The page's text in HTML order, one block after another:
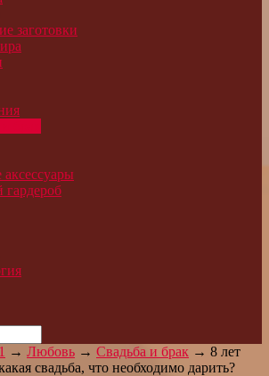
заготовки
→ Любовь → Свадьба и брак → 8 лет
свадьба, что необходимо дарить?